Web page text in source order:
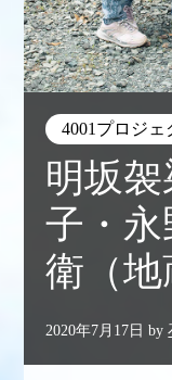
4001プロジェ
明坂
子・
衛（地
2020年7月17日 by